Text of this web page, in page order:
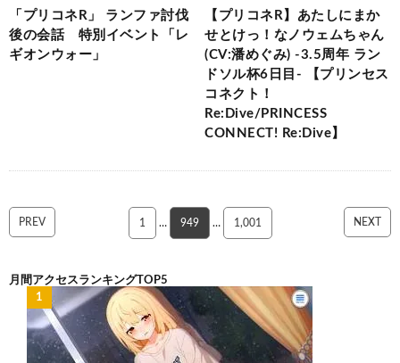
「プリコネR」 ランファ討伐
後の会話 特別イベント「レ
ギオンウォー」
【プリコネR】あたしにまか
せとけっ！なノウェムちゃん
(CV:潘めぐみ) -3.5周年 ラン
ドソル杯6日目- 【プリンセス
コネクト！
Re:Dive/PRINCESS
CONNECT! Re:Dive】
PREV 1 … 949 … 1,001 NEXT
月間アクセスランキングTOP5